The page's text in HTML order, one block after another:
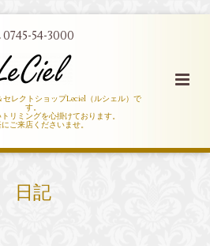
0745-54-3000
セレクトショップLeciel（ルシェル）で
す。
リミングを心掛けております。
ご来店くださいませ。
日記